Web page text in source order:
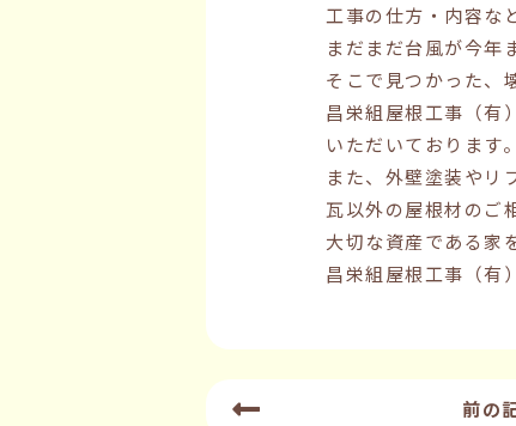
工事の仕方・内容な
まだまだ台風が今年
そこで見つかった、
昌栄組屋根工事（有
いただいております。
また、外壁塗装やリ
瓦以外の屋根材のご
大切な資産である家
昌栄組屋根工事（有
前の